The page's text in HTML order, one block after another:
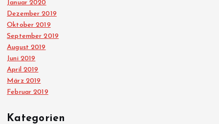
Januar 2020
Dezember 2019
Oktober 2019
September 2019
August 2019
Juni 2019
April 2019
März 2019
Februar 2019
Kategorien